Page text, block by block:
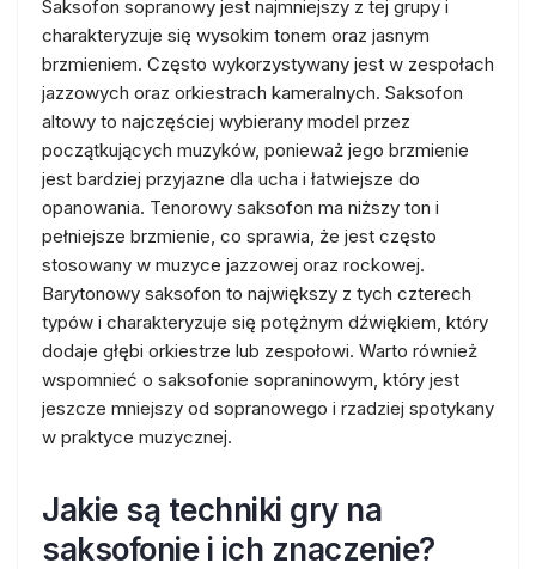
Saksofon sopranowy jest najmniejszy z tej grupy i
charakteryzuje się wysokim tonem oraz jasnym
brzmieniem. Często wykorzystywany jest w zespołach
jazzowych oraz orkiestrach kameralnych. Saksofon
altowy to najczęściej wybierany model przez
początkujących muzyków, ponieważ jego brzmienie
jest bardziej przyjazne dla ucha i łatwiejsze do
opanowania. Tenorowy saksofon ma niższy ton i
pełniejsze brzmienie, co sprawia, że jest często
stosowany w muzyce jazzowej oraz rockowej.
Barytonowy saksofon to największy z tych czterech
typów i charakteryzuje się potężnym dźwiękiem, który
dodaje głębi orkiestrze lub zespołowi. Warto również
wspomnieć o saksofonie sopraninowym, który jest
jeszcze mniejszy od sopranowego i rzadziej spotykany
w praktyce muzycznej.
Jakie są techniki gry na
saksofonie i ich znaczenie?